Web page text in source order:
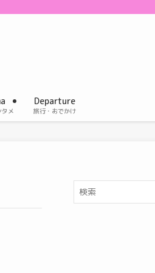
タメ
Departure
旅行・おでかけ